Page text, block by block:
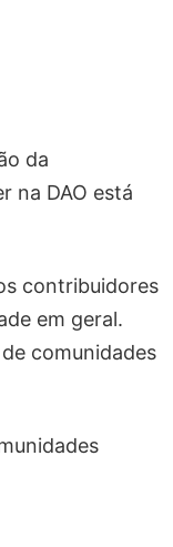
da
na DAO está
contribuidores
em geral.
comunidades